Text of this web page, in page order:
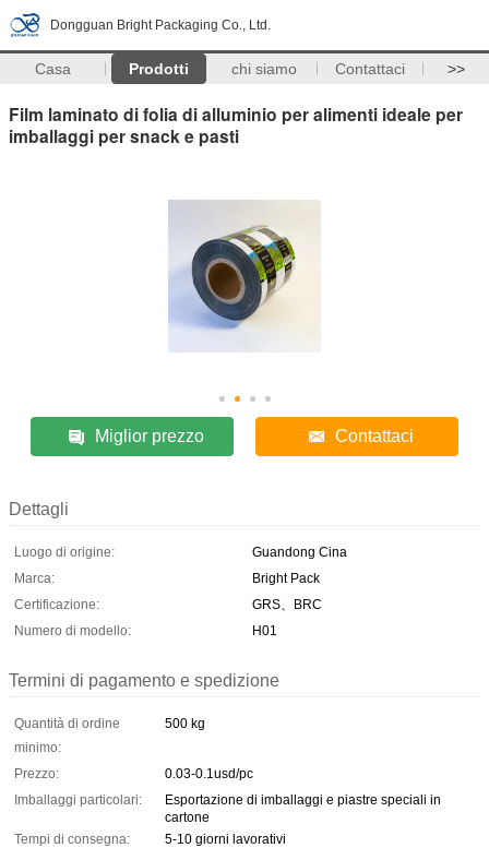
Dongguan Bright Packaging Co., Ltd.
Casa Prodotti chi siamo Contattaci >>
Film laminato di folia di alluminio per alimenti ideale per
imballaggi per snack e pasti
Miglior prezzo Contattaci
Dettagli
Luogo di origine:
Guandong Cina
Marca:
Bright Pack
Certificazione:
GRS、BRC
Numero di modello:
H01
Termini di pagamento e spedizione
Quantità di ordine
minimo:
500 kg
Prezzo:
0.03-0.1usd/pc
Imballaggi particolari:
Esportazione di imballaggi e piastre speciali in
cartone
Tempi di consegna:
5-10 giorni lavorativi